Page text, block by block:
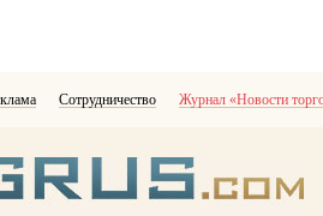
Сотрудничество Журнал «Новости